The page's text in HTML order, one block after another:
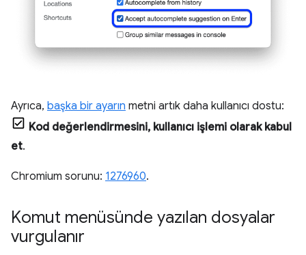
Ayrıca, başka bir ayarın metni artık daha kullanıcı dostu:
Kod değerlendirmesini, kullanıcı işlemi olarak kabul
et.
Chromium sorunu: 1276960.
Komut menüsünde yazılan dosyalar
vurgulanır